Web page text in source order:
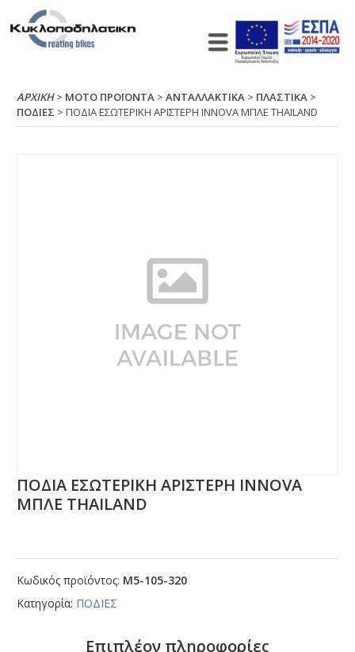
ΑΡΧΙΚΉ> ΜΟΤΟ ΠΡΟΪΟΝΤΑ >ΑΝΤΑΛΛΑΚΤΙΚΑ > ΠΛΑΣΤΙΚΑ >
ΠΟΔΙΕΣ > ΠΟΔΙΑ ΕΣΩΤΕΡΙΚΗ ΑΡΙΣΤΕΡΗ ΙΝΝΟVΑ ΜΠΛΕ ΤΗΑΙLΑΝD
ΠΟΔΙΑ ΕΣΩΤΕΡΙΚΗ ΑΡΙΣΤΕΡΗ ΙΝΝΟVΑ
ΜΠΛΕ ΤΗΑΙLΑΝD
Κωδικός προϊόντος: Μ5-105-320
Κατηγορία: ΠΟΔΙΕΣ
Επιπλέον πληροφορίες